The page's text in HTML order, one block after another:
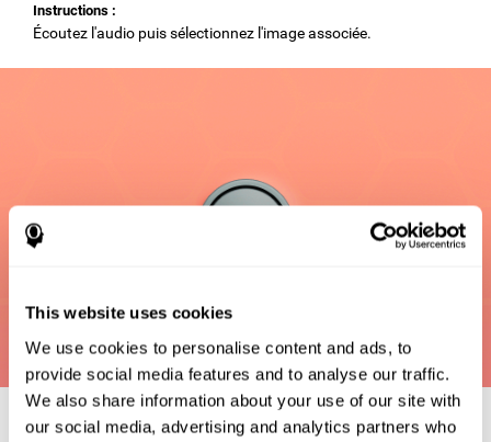
This website uses cookies
We use cookies to personalise content and ads, to
provide social media features and to analyse our traffic.
We also share information about your use of our site with
our social media, advertising and analytics partners who
Instructions :
Écoutez l'audio puis sélectionnez l'image associée.